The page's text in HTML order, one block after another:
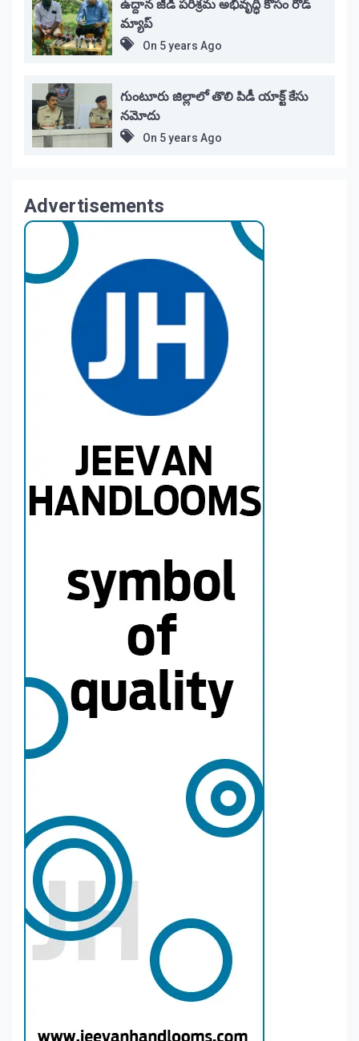
ఉద్దాన జీడి పరిశ్రమ అభివృద్ధి కోసం రోడ్
మ్యాప్
On 5 years Ago
గుంటూరు జిల్లాలో తొలి పిడీ యాక్ట్ కేసు
నమోదు
On 5 years Ago
Advertisements